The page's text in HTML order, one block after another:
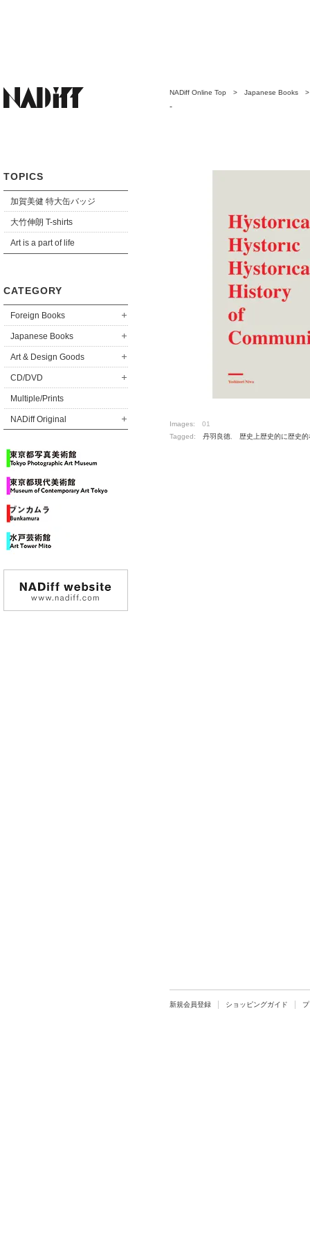
TOPICS
加賀美健 特大缶バッジ
大竹伸朗 T-shirts
Art is a part of life
CATEGORY
Foreign Books
Japanese Books
Art & Design Goods
CD/DVD
Multiple/Prints
NADiff Original
NADiff Online Top > Japanese Books
-
Images: 01
Tagged: 丹羽良徳 歴史上歴史的に歴史
新規会員登録 ショッピングガイド